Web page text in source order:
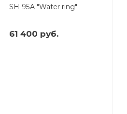
SH-95A "Water ring"
61 400 руб.